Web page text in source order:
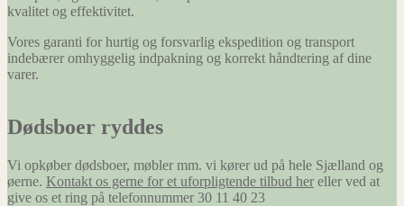
kvalitet og effektivitet.
Vores garanti for hurtig og forsvarlig ekspedition og transport
indebærer omhyggelig indpakning og korrekt håndtering af dine
varer.
Dødsboer ryddes
Vi opkøber dødsboer, møbler mm. vi kører ud på hele Sjælland og
øerne. Kontakt os gerne for et uforpligtende tilbud her eller ved at
give os et ring på telefonnummer 30 11 40 23